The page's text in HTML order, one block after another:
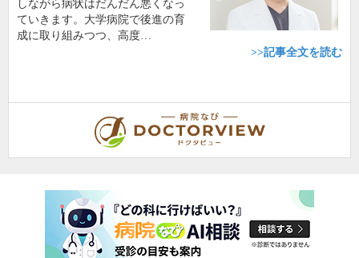
しながら病状はだんだん悪くなっ
ていきます。大学病院で後進の育
成に取り組みつつ、高度…
>>記事全文を読む